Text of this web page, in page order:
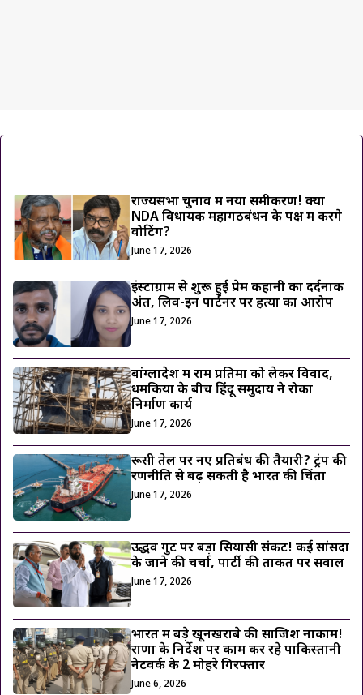
राज्यसभा चुनाव में नया समीकरण! क्या
NDA विधायक महागठबंधन के पक्ष में करेंगे
वोटिंग?
June 17, 2026
इंस्टाग्राम से शुरू हुई प्रेम कहानी का दर्दनाक
अंत, लिव-इन पार्टनर पर हत्या का आरोप
June 17, 2026
बांग्लादेश में राम प्रतिमा को लेकर विवाद,
धमकियों के बीच हिंदू समुदाय ने रोका
निर्माण कार्य
June 17, 2026
रूसी तेल पर नए प्रतिबंध की तैयारी? ट्रंप की
रणनीति से बढ़ सकती है भारत की चिंता
June 17, 2026
उद्धव गुट पर बड़ा सियासी संकट! कई सांसदों
के जाने की चर्चा, पार्टी की ताकत पर सवाल
June 17, 2026
भारत में बड़े खूनखराबे की साजिश नाकाम!
राणा के निर्देश पर काम कर रहे पाकिस्तानी
नेटवर्क के 2 मोहरे गिरफ्तार
June 6, 2026